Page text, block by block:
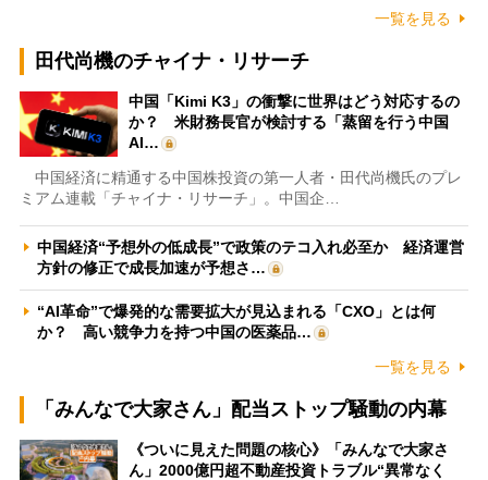
一覧を見る
田代尚機のチャイナ・リサーチ
中国「Kimi K3」の衝撃に世界はどう対応するの
か？ 米財務長官が検討する「蒸留を行う中国
AI…
中国経済に精通する中国株投資の第一人者・田代尚機氏のプレ
ミアム連載「チャイナ・リサーチ」。中国企…
中国経済“予想外の低成長”で政策のテコ入れ必至か 経済運営
方針の修正で成長加速が予想さ…
“AI革命”で爆発的な需要拡大が見込まれる「CXO」とは何
か？ 高い競争力を持つ中国の医薬品…
一覧を見る
「みんなで大家さん」配当ストップ騒動の内幕
《ついに見えた問題の核心》「みんなで大家さ
ん」2000億円超不動産投資トラブル“異常なく